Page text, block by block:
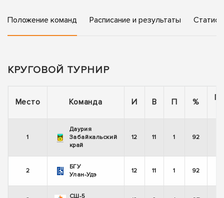
Положение команд Расписание и результаты
КРУГОВОЙ ТУРНИР
Место Команда И В П %
1
Даурия
Забайкальский
край
12 11 1 92
2
БГУ
Улан-Удэ
12 11 1 92
СШ-5